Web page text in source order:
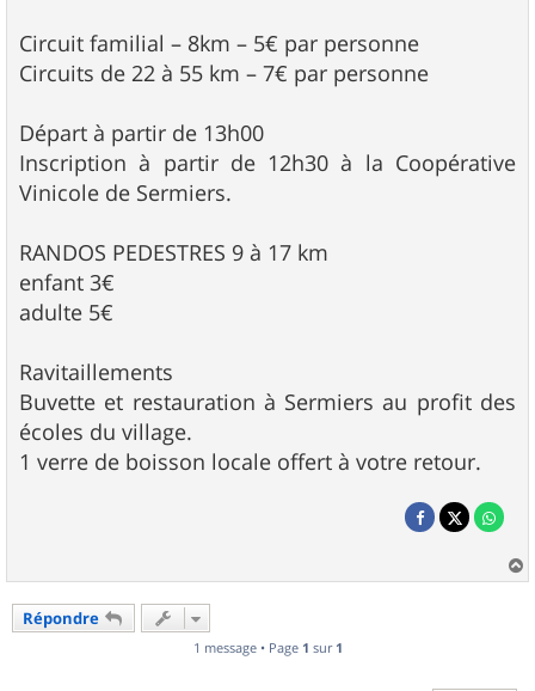
Circuit familial – 8km – 5€ par personne
Circuits de 22 à 55 km – 7€ par personne
Départ à partir de 13h00
Inscription à partir de 12h30 à la Coopérative
Vinicole de Sermiers.
RANDOS PEDESTRES 9 à 17 km
enfant 3€
adulte 5€
Ravitaillements
Buvette et restauration à Sermiers au profit des
écoles du village.
1 verre de boisson locale offert à votre retour.
a
Répondre
1 message • Page 1 sur 1